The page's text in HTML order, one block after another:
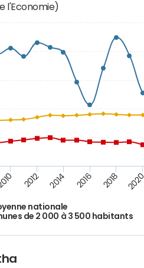
l'Economie)
nationale
de 2 000 à 3 500 habitants
2012 2014 2016 2018 2020